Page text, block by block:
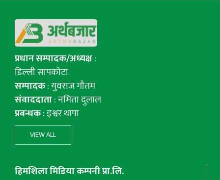
प्रधान सम्पादक/अध्यक्ष:
डिल्ली सापकोटा
सम्पादक: युवराज गाैतम
संवाददाता: नमिता दुलाल
प्रबन्धक: इश्वर थापा
VIEW ALL
हिमशिला मिडिया कम्पनी प्रा.लि.